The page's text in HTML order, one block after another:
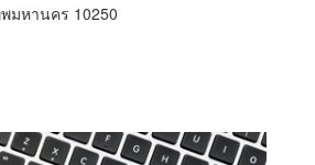
มหานคร 10250